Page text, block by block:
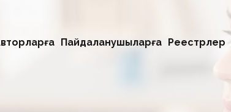
Пайдаланушыларға Реестрлер